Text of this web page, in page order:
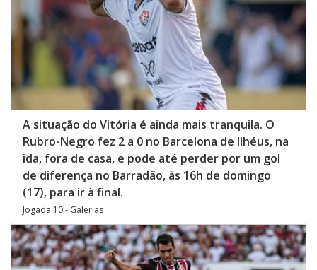
A situação do Vitória é ainda mais tranquila. O
Rubro-Negro fez 2 a 0 no Barcelona de Ilhéus, na
ida, fora de casa, e pode até perder por um gol
de diferença no Barradão, às 16h de domingo
(17), para ir à final.
Jogada 10 - Galerias